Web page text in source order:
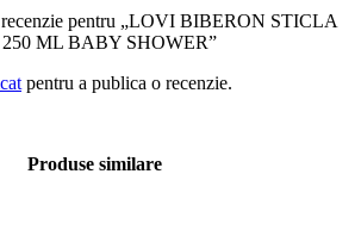
pentru „LOVI BIBERON STICLA
ML BABY SHOWER”
pentru a publica o recenzie.
Produse similare